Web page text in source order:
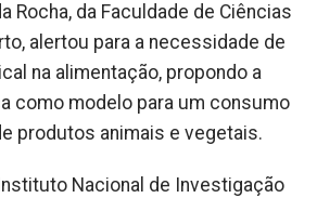
Rocha, da Faculdade de Ciências
alertou para a necessidade de
na alimentação, propondo a
como modelo para um consumo
produtos animais e vegetais.
Nacional de Investigação